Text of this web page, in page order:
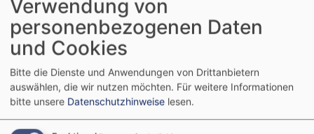
Am 9.11.2025 wurde das
Rundfunkprogrammen
Bayern 1 und BR Heimat
ausgestrahlt.
Man kann es jederzeit im
Verwendung von
personenbezogenen Daten
und Cookies
Bitte die Dienste und Anwendungen von Drittanbietern
auswählen, die wir nutzen möchten. Für weitere Informationen
bitte unsere Datenschutzhinweise lesen.